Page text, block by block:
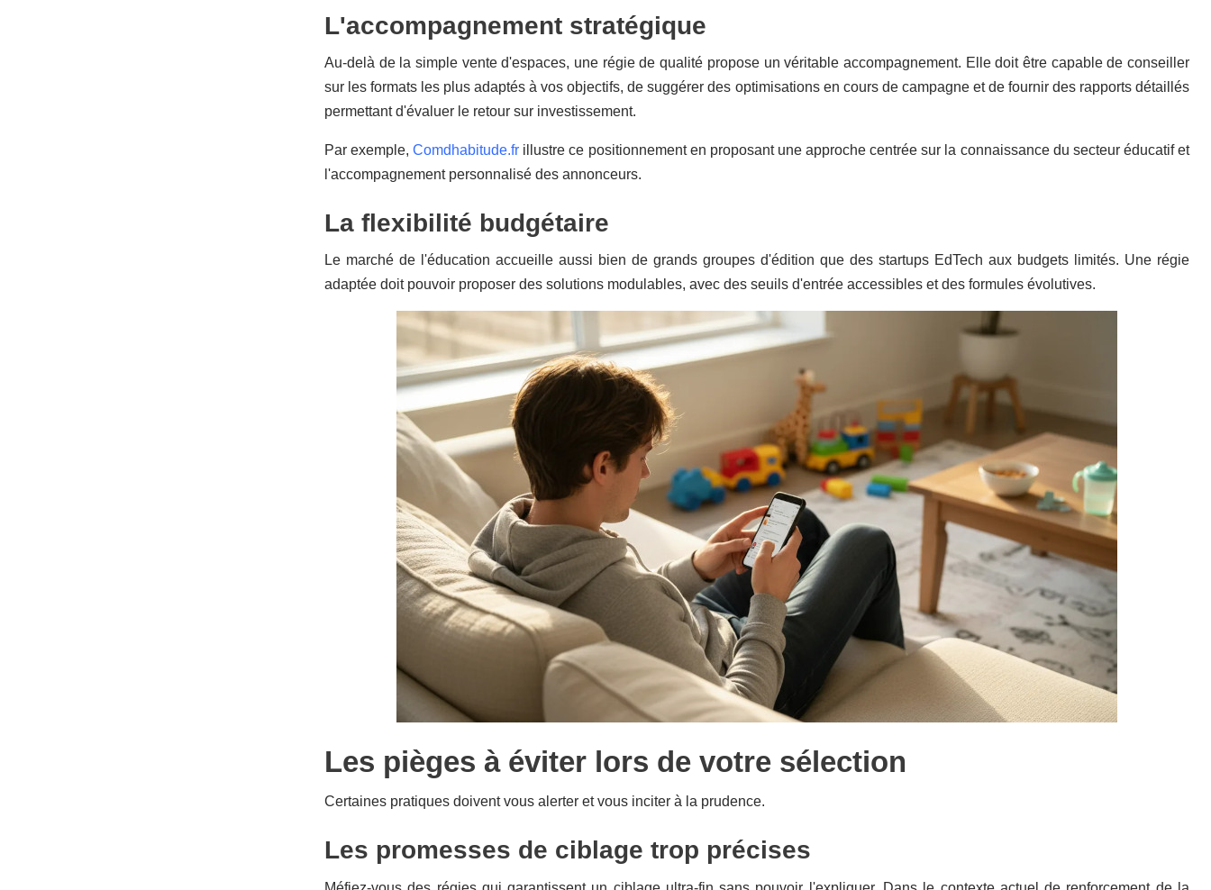
L'accompagnement stratégique
Au-delà de la simple vente d'espaces, une régie de qualité propose un véritable accompagnement. Elle doit être capable de conseiller
sur les formats les plus adaptés à vos objectifs, de suggérer des optimisations en cours de campagne et de fournir des rapports détaillés
permettant d'évaluer le retour sur investissement.
Par exemple,Comdhabitude.fr illustre ce positionnement en proposant une approche centrée sur la connaissance du secteur éducatif et
l'accompagnement personnalisé des annonceurs.
La flexibilité budgétaire
Le marché de l'éducation accueille aussi bien de grands groupes d'édition que des startups EdTech aux budgets limités. Une régie
adaptée doit pouvoir proposer des solutions modulables, avec des seuils d'entrée accessibles et des formules évolutives.
Les pièges à éviter lors de votre sélection
Certaines pratiques doivent vous alerter et vous inciter à la prudence.
Les promesses de ciblage trop précises